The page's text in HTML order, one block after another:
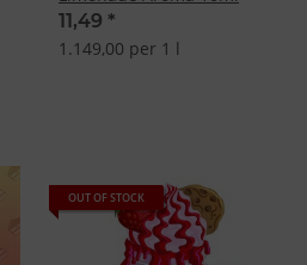
11,49 *
1.149,00 per 1 l
OUT OF STOCK